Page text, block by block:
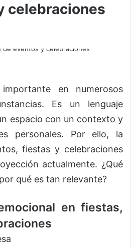
celebraciones
en numerosos
Es un lenguaje
espacio con un contexto y
personales. Por ello, la
fiestas y celebraciones
actualmente. ¿Qué
qué es tan relevante?
en fiestas,